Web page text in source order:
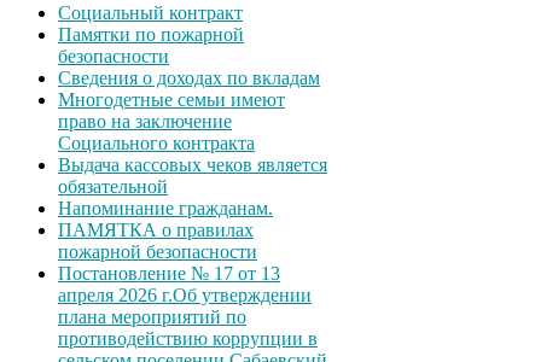
Социальный контракт
Памятки по пожарной
безопасности
Сведения о доходах по вкладам
Многодетные семьи имеют
право на заключение
Социального контракта
Выдача кассовых чеков является
обязательной
Напоминание гражданам.
ПАМЯТКА о правилах
пожарной безопасности
Постановление № 17 от 13
апреля 2026 г.Об утверждении
плана мероприятий по
противодействию коррупции в